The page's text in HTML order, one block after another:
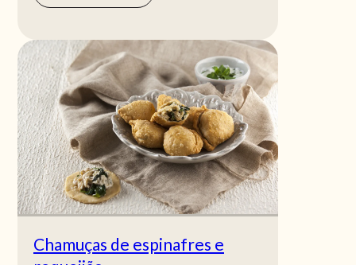
Chamuças de espinafres e